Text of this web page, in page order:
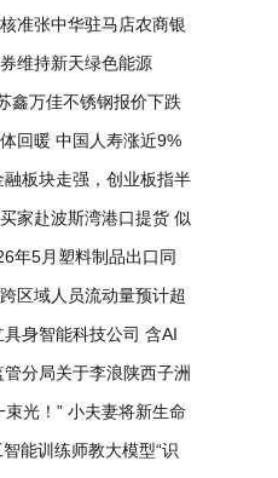
准张中华驻马店农商银
点讯维持新天绿色能源
H股估值安全边际高
鑫万佳不锈钢报价下跌
回暖 中国人寿涨近9%
板块走强，创业板指半
板ETF易方达
家赴波斯湾港口提货 似
的迹象
年5月塑料制品出口同
区域人员流动量预计超
身智能科技公司 含AI
分局关于李浪陕西子洲
公司董事会秘书任职资
光！” 小夫妻将新生命
的医生
能训练师教大模型“识